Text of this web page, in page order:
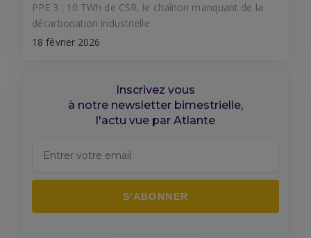
PPE 3 : 10 TWh de CSR, le chaînon manquant de la
décarbonation industrielle
18 février 2026
Inscrivez vous
à notre newsletter bimestrielle,
l'actu vue par Atlante